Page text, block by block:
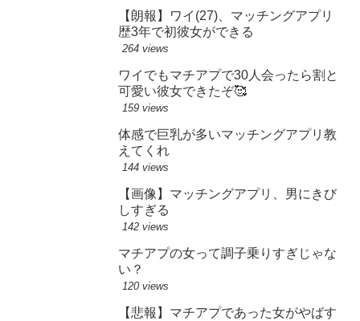
【朗報】ワイ(27)、マッチングアプリ
歴3年で初彼女ができる
264 views
ワイでもマチアプで30人会ったら割と
可愛い彼女できたぞ🥰
159 views
体感で巨乳が多いマッチングアプリ教
えてくれ
144 views
【画像】マッチングアプリ、男にきび
しすぎる
142 views
マチアプの女って調子乗りすぎじゃな
い？
120 views
【悲報】マチアプであった女がやばす